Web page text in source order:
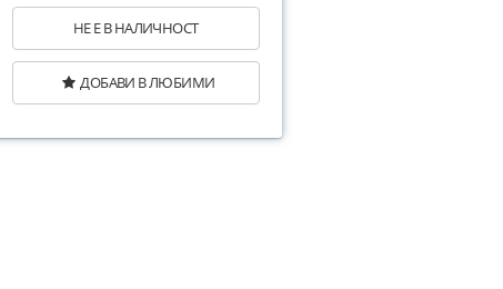
НЕ Е В НАЛИЧНОСТ
ДОБАВИ В ЛЮБИМИ